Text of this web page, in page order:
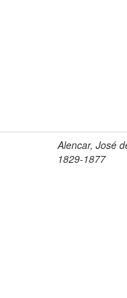
Alencar, José
1829-1877